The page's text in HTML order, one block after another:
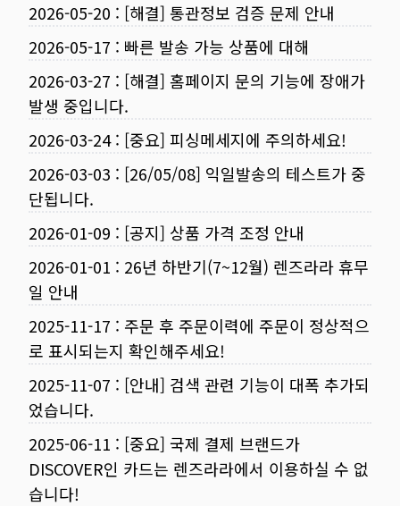
2026-05-20 : [해결] 통관정보 검증 문제 안내
2026-05-17 : 빠른 발송 가능 상품에 대해
2026-03-27 : [해결] 홈페이지 문의 기능에 장애가
발생 중입니다.
2026-03-24: [중요] 피싱메세지에 주의하세요!
2026-03-03 : [26/05/08] 익일발송의 테스트가 중
단됩니다.
2026-01-09 : [공지] 상품 가격 조정 안내
2026-01-01 : 26년 하반기(7~12월) 렌즈라라 휴무
일 안내
2025-11-17 : 주문 후 주문이력에 주문이 정상적으
로 표시되는지 확인해주세요!
2025-11-07 : [안내] 검색 관련 기능이 대폭 추가되
었습니다.
2025-06-11 : [중요] 국제 결제 브랜드가
DISCOVER인 카드는 렌즈라라에서 이용하실 수 없
습니다!